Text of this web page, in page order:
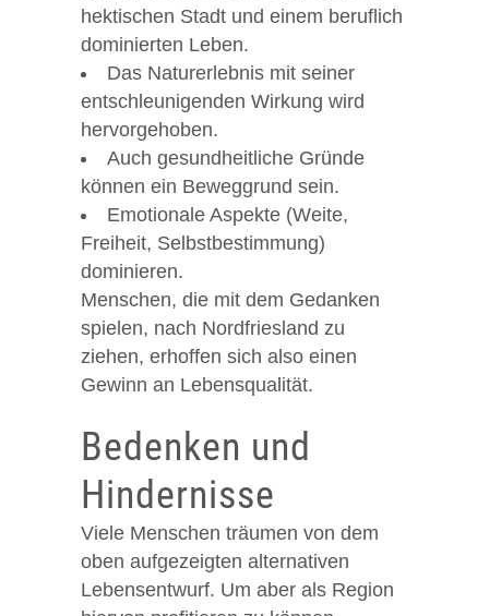
hektischen Stadt und einem beruflich
dominierten Leben.
Das Naturerlebnis mit seiner
entschleunigenden Wirkung wird
hervorgehoben.
Auch gesundheitliche Gründe
können ein Beweggrund sein.
Emotionale Aspekte (Weite,
Freiheit, Selbstbestimmung)
dominieren.
Menschen, die mit dem Gedanken
spielen, nach Nordfriesland zu
ziehen, erhoffen sich also einen
Gewinn an Lebensqualität.
Bedenken und
Hindernisse
Viele Menschen träumen von dem
oben aufgezeigten alternativen
Lebensentwurf. Um aber als Region